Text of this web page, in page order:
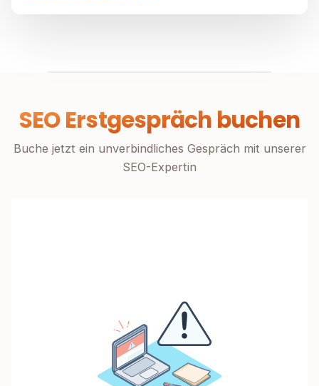
SEO Erstgespräch buchen
Buche jetzt ein unverbindliches Gespräch mit unserer
SEO-Expertin